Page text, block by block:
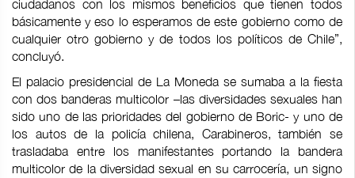
ciudadanos con los mismos beneficios que tienen todos
básicamente y eso lo esperamos de este gobierno como de
cualquier otro gobierno y de todos los políticos de Chile”,
concluyó.
El palacio presidencial de La Moneda se sumaba a la fiesta
con dos banderas multicolor –las diversidades sexuales han
sido uno de las prioridades del gobierno de Boric- y uno de
los autos de la policía chilena, Carabineros, también se
trasladaba entre los manifestantes portando la bandera
multicolor de la diversidad sexual en su carrocería, un signo